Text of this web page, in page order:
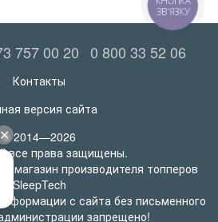
757 00 20 0 800 33 52 06
Контакты
версия сайта
© 2014—2026
все права защищены.
магазин производителя топперов
SleepTech
с сайта без письменного
запрещено!
ЗВ'ЯЗКУ